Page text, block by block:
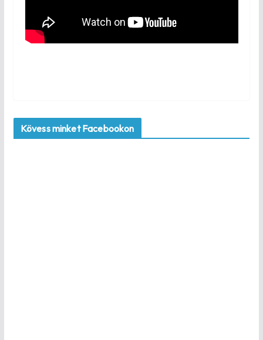
Kövess minket Facebookon